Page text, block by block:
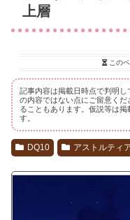
上層
このペ
記事内容は掲載日時点で判明
の内容ではない点にご留意く
ることもあります。仮説等は
す。
DQ10 アストルティ